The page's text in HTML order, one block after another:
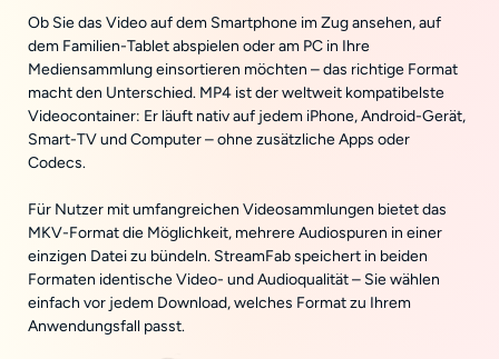
Ob Sie das Video auf dem Smartphone im Zug ansehen, auf
dem Familien-Tablet abspielen oder am PC in Ihre
Mediensammlung einsortieren möchten – das richtige Format
macht den Unterschied. MP4 ist der weltweit kompatibelste
Videocontainer: Er läuft nativ auf jedem iPhone, Android-Gerät,
Smart-TV und Computer – ohne zusätzliche Apps oder
Codecs.
Für Nutzer mit umfangreichen Videosammlungen bietet das
MKV-Format die Möglichkeit, mehrere Audiospuren in einer
einzigen Datei zu bündeln. StreamFab speichert in beiden
Formaten identische Video- und Audioqualität – Sie wählen
einfach vor jedem Download, welches Format zu Ihrem
Anwendungsfall passt.